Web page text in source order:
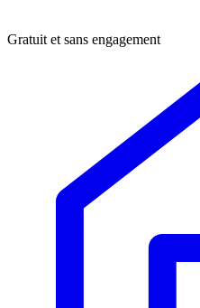
Gratuit et sans engagement